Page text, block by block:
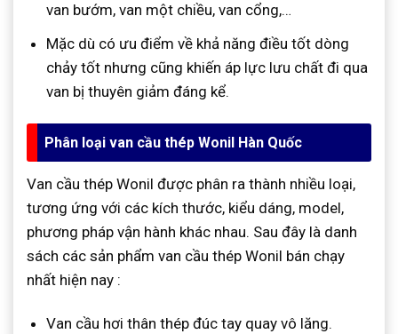
van bướm, van một chiều, van cổng,…
Mặc dù có ưu điểm về khả năng điều tốt dòng
chảy tốt nhưng cũng khiến áp lực lưu chất đi qua
van bị thuyên giảm đáng kể.
Phân loại van cầu thép Wonil Hàn Quốc
Van cầu thép Wonil được phân ra thành nhiều loại,
tương ứng với các kích thước, kiểu dáng, model,
phương pháp vận hành khác nhau. Sau đây là danh
sách các sản phẩm van cầu thép Wonil bán chạy
nhất hiện nay :
Van cầu hơi thân thép đúc tay quay vô lăng.